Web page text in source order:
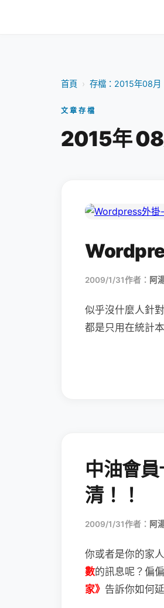
首頁 › 存檔：2015年08月
文章存檔
2015年
2009/1/31作者： 阿
似乎沒什麼人針
都是只用在統計
中油會
清！！
2009/1/31作者： 阿
你或者是你的家
數的訊息呢？ 偏
家》 告訴你如何